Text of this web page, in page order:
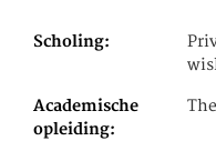
Scholing
Academische
opleiding